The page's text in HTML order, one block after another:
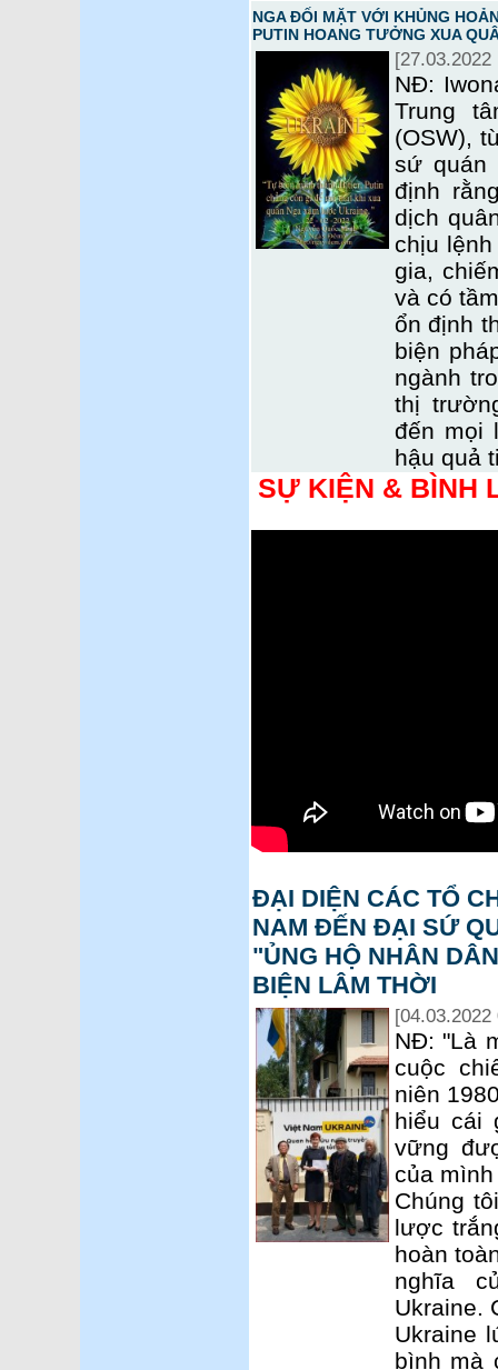
NGA ĐỐI MẶT VỚI KHỦNG
PUTIN HOANG TƯỞNG XUA
[27.03.2022
NĐ:
Trung
(OSW),
sứ quán
định
dịch
chịu
gia,
và có
ổn định
biện
ngành
thị
đến mọi
hậu quả
SỰ KIỆN & BÌNH
ĐẠI DIỆN CÁC TỔ
NAM ĐẾN ĐẠI SỨ
"ỦNG HỘ NHÂN
BIỆN LÂM THỜI
[04.03.2022
NĐ: "Là
cuộc
niên
hiểu cái
vững
của
Chúng
lược
hoàn
nghĩa
Ukraine.
Ukraine
bình mà